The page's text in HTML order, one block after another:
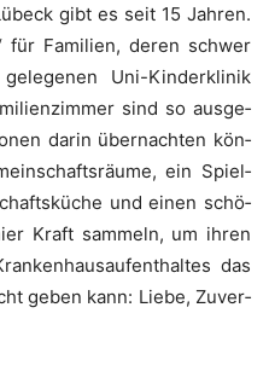
gibt es seit 15 Jah­ren.
für Fami­li­en, deren schwer
Uni-Kin­der­kli­nik
sind so aus­ge­
dar­in über­nach­ten kön­
ein Spiel­
und einen schö­
Kraft sam­meln, um ihren
das
geben kann: Lie­be, Zuver­